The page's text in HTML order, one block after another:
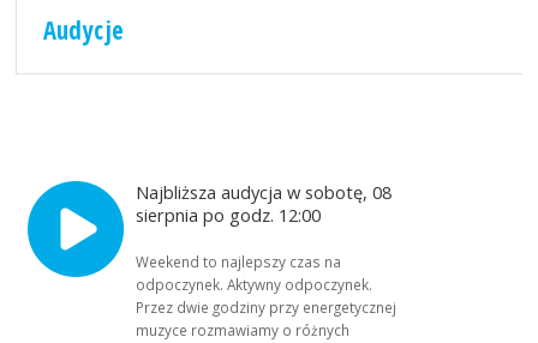
Audycje
Najbliższa audycja w sobotę, 08
sierpnia po godz. 12:00
Weekend to najlepszy czas na
odpoczynek. Aktywny odpoczynek.
Przez dwie godziny przy energetycznej
muzyce rozmawiamy o różnych